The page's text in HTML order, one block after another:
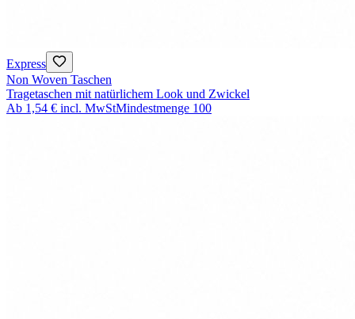
Express
Non Woven Taschen
Tragetaschen mit natürlichem Look und Zwickel
Ab 1,54 € incl. MwStMindestmenge 100